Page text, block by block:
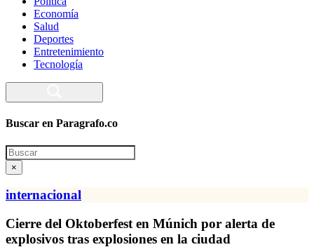
Economía
Salud
Deportes
Entretenimiento
Tecnología
Buscar en Paragrafo.co
Search
×
internacional
Cierre del Oktoberfest en Múnich por alerta de
explosivos tras explosiones en la ciudad